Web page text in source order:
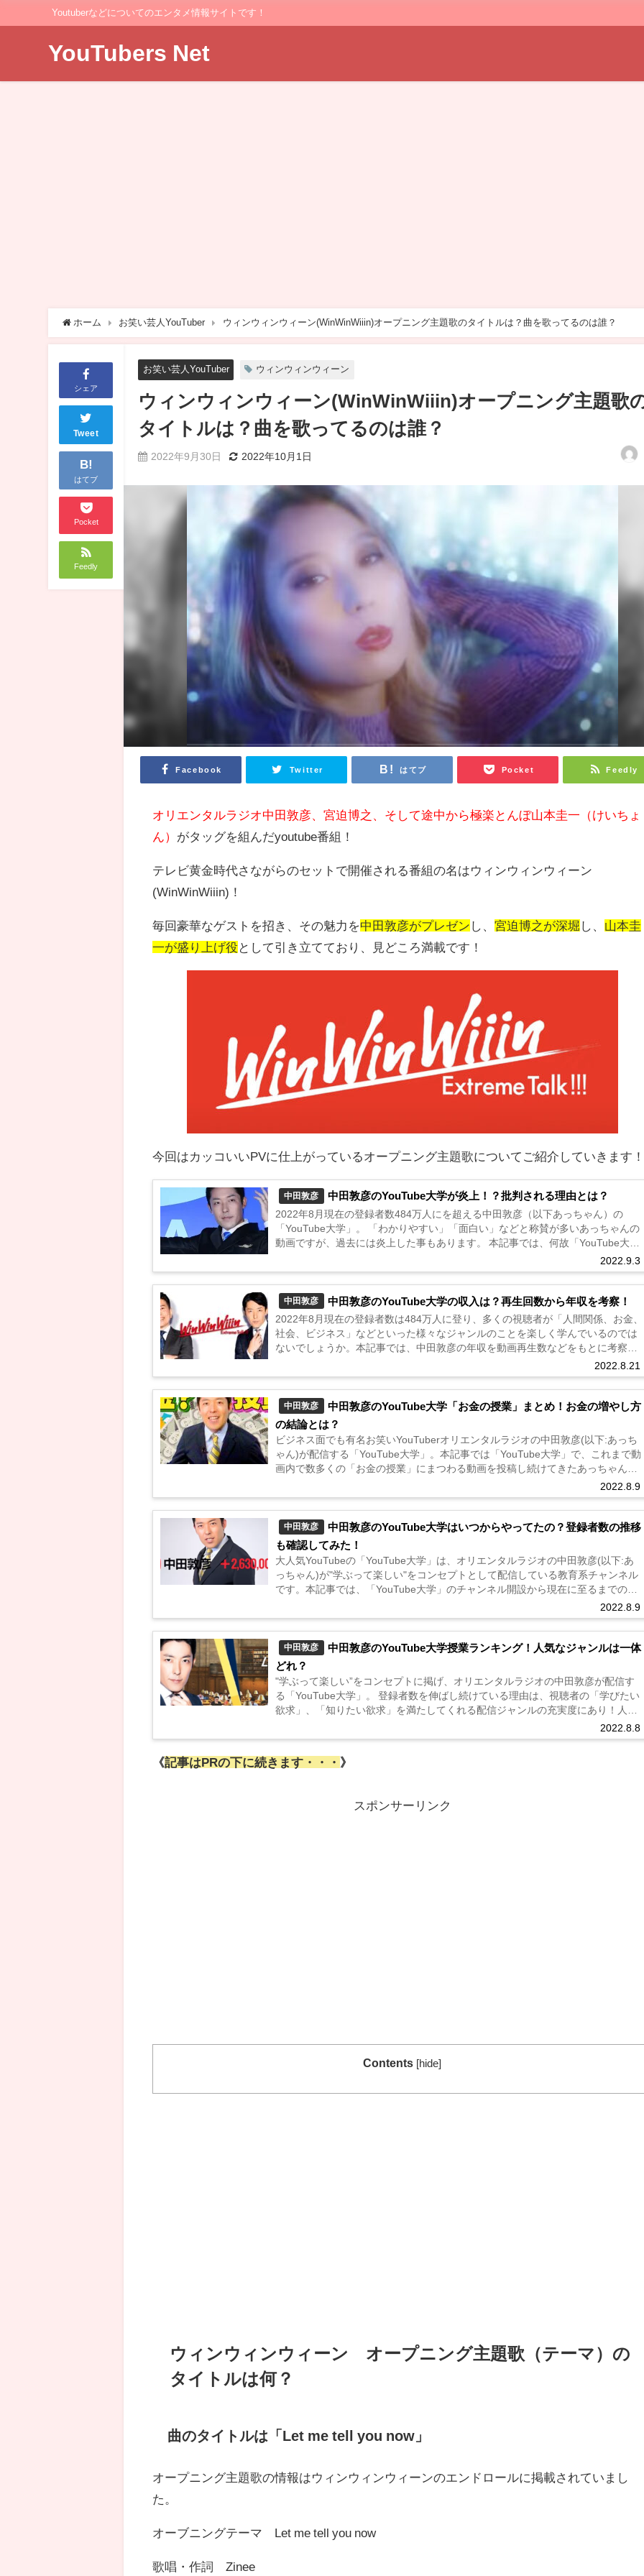
Youtuberなどについてのエンタメ情報サイトです！
YouTubers Net
ホーム お笑い芸人YouTuber ウィンウィンウィーン(WinWinWiiin)オープニング主題歌のタイトルは？曲を歌ってるのは誰？
シェア
Tweet
B!
はてブ
Pocket
Feedly
お笑い芸人YouTuber ウィンウィンウィーン
ウィンウィンウィーン(WinWinWiiin)オープニング主題歌
タイトルは？曲を歌ってるのは誰？
2022年9月30日 2022年10月1日
Facebook Twitter はてブ Pocket Feedly
オリエンタルラジオ中田敦彦、宮迫博之、そして途中から極楽とんぼ山本圭一（けいちょ
ん） がタッグを組んだyoutube番組！
テレビ黄金時代さながらのセットで開催される番組の名はウィンウィンウィーン
(WinWinWiiin)！
毎回豪華なゲストを招き、その魅力を中田敦彦がプレゼン し、宮迫博之が深堀 し、 山本圭
一が盛り上げ役 として引き立てており、見どころ満載です！
今回はカッコいいPVに仕上がっているオープニング主題歌についてご紹介していきます
中田敦彦 中田敦彦のYouTube大学が炎上！？批判される理由とは？
2022.9.3
2022年8月現在の登録者数484万人にを超える中田敦彦（以下あっちゃん）の
「YouTube大学」。 「わかりやすい」「面白い」などと称賛が多いあっちゃんの
動画ですが、過去には炎上した事もあります。 本記事では、何故「YouTube大
学」が炎上してしまったのか動画ジャンルをもとに考察していきます。...
中田敦彦 中田敦彦のYouTube大学の収入は？再生回数から年収を考察！
2022.8.21
2022年8月現在の登録者数は484万人に登り、多くの視聴者が「人間関係、お金、
社会、ビジネス」などといった様々なジャンルのことを楽しく学んでいるのでは
ないでしょうか。本記事では、中田敦彦の年収を動画再生数などをもとに考察し
中田敦彦
中田敦彦のYouTube大学「お金の授業」まとめ！お金の増やし方
の結論とは？
2022.8.9
ビジネス面でも有名お笑いYouTuberオリエンタルラジオの中田敦彦(以下:あっち
ゃん)が配信する「YouTube大学」。本記事では「YouTube大学」で、これまで動
画内で数多くの「お金の授業」にまつわる動画を投稿し続けてきたあっちゃんが
中田敦彦
中田敦彦のYouTube大学はいつからやってたの？登録者数の推移
も確認してみた！
2022.8.9
大人気YouTubeの「YouTube大学」は、オリエンタルラジオの中田敦彦(以下:あ
っちゃん)が"学ぶって楽しい"をコンセプトとして配信している教育系チャンネル
です。本記事では、「YouTube大学」のチャンネル開設から現在に至るまでのエ
中田敦彦
中田敦彦のYouTube大学授業ランキング！人気なジャンルは一体
どれ？
2022.8.8
"学ぶって楽しい”をコンセプトに掲げ、オリエンタルラジオの中田敦彦が配信す
る「YouTube大学」。 登録者数を伸ばし続けている理由は、視聴者の「学びたい
欲求」、「知りたい欲求」を満たしてくれる配信ジャンルの充実度にあり！人気
《記事はPRの下に続きます・・・ 》
スポンサーリンク
Contents hide]
ウィンウィンウィーン オープニング主題歌（テーマ）の
タイトルは何？
曲のタイトルは「Let me tell you now」
オープニング主題歌の情報はウィンウィンウィーンのエンドロールに掲載されていまし
た。
オーブニングテーマ Let me tell you now
歌唱・作詞 Zinee